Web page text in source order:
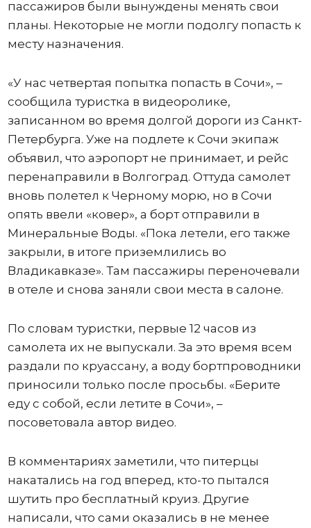
пассажиров были вынуждены менять свои
планы. Некоторые не могли подолгу попасть к
месту назначения.
«У нас четвертая попытка попасть в Сочи», –
сообщила туристка в видеоролике,
записанном во время долгой дороги из Санкт-
Петербурга. Уже на подлете к Сочи экипаж
объявил, что аэропорт не принимает, и рейс
перенаправили в Волгоград. Оттуда самолет
вновь полетел к Черному морю, но в Сочи
опять ввели «ковер», а борт отправили в
Минеральные Воды. «Пока летели, его также
закрыли, в итоге приземлились во
Владикавказе». Там пассажиры переночевали
в отеле и снова заняли свои места в салоне.
По словам туристки, первые 12 часов из
самолета их не выпускали. За это время всем
раздали по круассану, а воду бортпроводники
приносили только после просьбы. «Берите
еду с собой, если летите в Сочи», –
посоветовала автор видео.
В комментариях заметили, что питерцы
накатались на год вперед, кто-то пытался
шутить про бесплатный круиз. Другие
написали, что сами оказались в не менее